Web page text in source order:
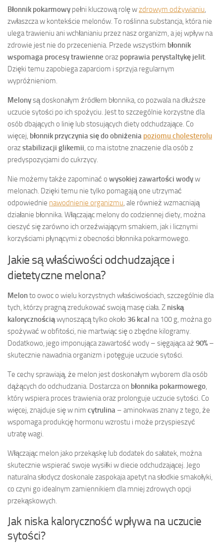
Błonnik pokarmowy pełni kluczową rolę wzdrowym odżywianiu,
zwłaszcza w kontekście melonów. To roślinna substancja, która nie
ulega trawieniu ani wchłanianiu przez nasz organizm, a jej wpływ na
zdrowie jest nie do przecenienia. Przede wszystkim błonnik
wspomaga procesy trawienne oraz poprawia perystaltykę jelit.
Dzięki temu zapobiega zaparciom i sprzyja regularnym
wypróżnieniom.
Melonysą doskonałym źródłem błonnika, co pozwala na dłuższe
uczucie sytości po ich spożyciu. Jest to szczególnie korzystne dla
osób dbających o linię lub stosujących diety odchudzające. Co
więcej, błonnik przyczynia się do obniżenia poziomu cholesterolu
orazstabilizacji glikemii, co ma istotne znaczenie dla osób z
predyspozycjami do cukrzycy.
Nie możemy także zapominać o wysokiej zawartości wodyw
melonach. Dzięki temu nie tylko pomagają one utrzymać
odpowiednie nawodnienie organizmu, ale również wzmacniają
działanie błonnika. Włączając melony do codziennej diety, można
cieszyć się zarówno ich orzeźwiającym smakiem, jak i licznymi
korzyściami płynącymi z obecności błonnika pokarmowego.
Jakie są właściwości odchudzające i
dietetyczne melona?
Melonto owoc o wielu korzystnych właściwościach, szczególnie dla
tych, którzy pragną zredukować swoją masę ciała. Z niską
kalorycznościąwynoszącą tylko około 36 kcal na 100 g, można go
spożywać w obfitości, nie martwiąc się o zbędne kilogramy.
Dodatkowo, jego imponująca zawartość wody – sięgająca aż 90% –
skutecznie nawadnia organizm i potęguje uczucie sytości.
Te cechy sprawiają, że melon jest doskonałym wyborem dla osób
dążących do odchudzania. Dostarcza on błonnika pokarmowego,
który wspiera proces trawienia oraz prolonguje uczucie sytości. Co
więcej, znajduje się w nim cytrulina – aminokwas znany z tego, że
wspomaga produkcję hormonu wzrostu i może przyspieszyć
utratę wagi.
Włączając melon jako przekąskę lub dodatek do sałatek, można
skutecznie wspierać swoje wysiłki w diecie odchudzającej. Jego
naturalna słodycz doskonale zaspokaja apetyt na słodkie smakołyki,
co czyni go idealnym zamiennikiem dla mniej zdrowych opcji
przekąskowych.
Jak niska kaloryczność wpływa na uczucie
sytości?